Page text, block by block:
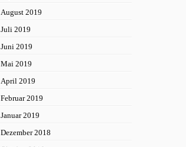
August 2019
Juli 2019
Juni 2019
Mai 2019
April 2019
Februar 2019
Januar 2019
Dezember 2018